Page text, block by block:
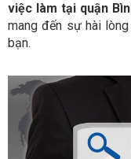
việc làm tại quận
mang đến sự hài
bạn.